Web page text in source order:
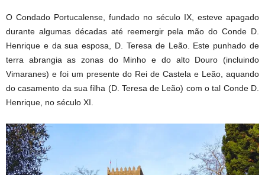
O Condado Portucalense, fundado no século IX, esteve apagado
durante algumas décadas até reemergir pela mão do Conde D.
Henrique e da sua esposa, D. Teresa de Leão. Este punhado de
terra abrangia as zonas do Minho e do alto Douro (incluindo
Vimaranes) e foi um presente do Rei de Castela e Leão, aquando
do casamento da sua filha (D. Teresa de Leão) com o tal Conde D.
Henrique, no século XI.